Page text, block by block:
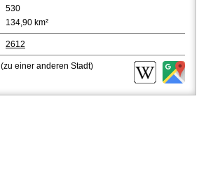
530
134,90 km²
2612
(zu einer anderen Stadt)